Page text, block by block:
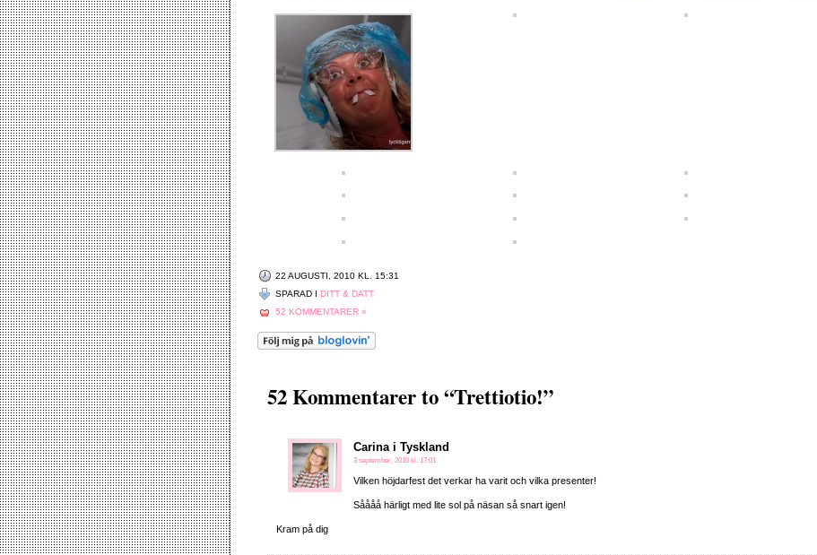
22 AUGUSTI, 2010 KL. 15:31
SPARAD I DITT & DATT
52 KOMMENTARER »
52 Kommentarer to “Trettiotio!”
Carina i Tyskland
3 september, 2010 kl. 17:01
Vilken höjdarfest det verkar ha varit och vilka presenter!
Såååå härligt med lite sol på näsan så snart igen!
Kram på dig